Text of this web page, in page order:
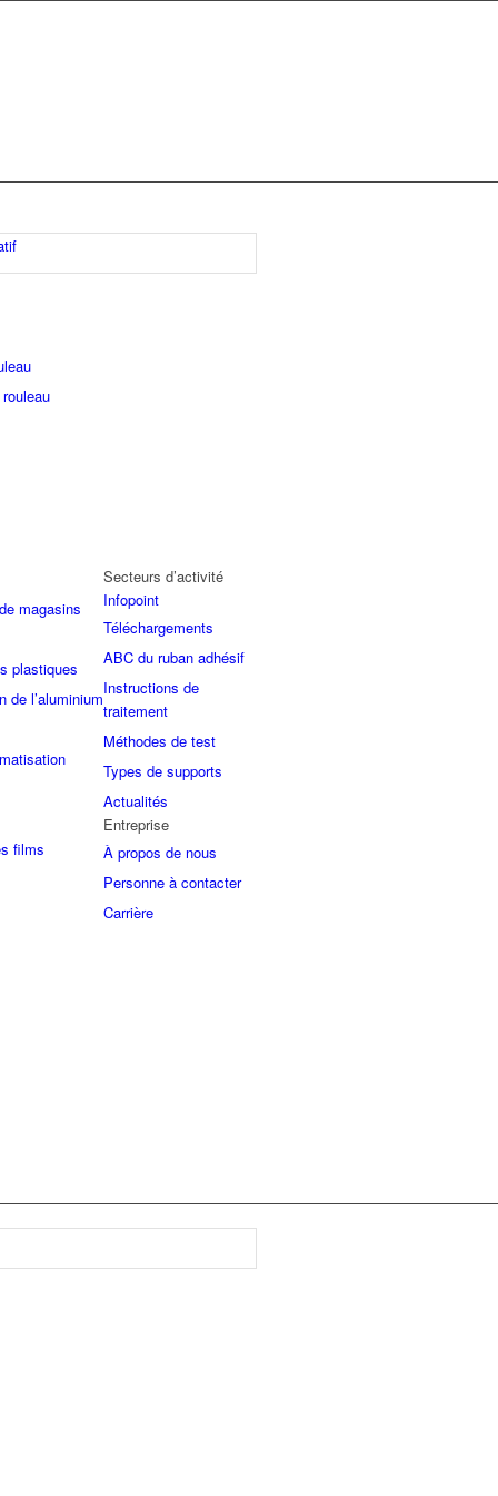
Secteurs d’activité
magasins
plastiques
de l’aluminium
films
Infopoint
Téléchargements
ABC du ruban adhésif
Instructions de
traitement
Méthodes de test
Types de supports
Actualités
Entreprise
À propos de nous
Personne à contacter
Carrière